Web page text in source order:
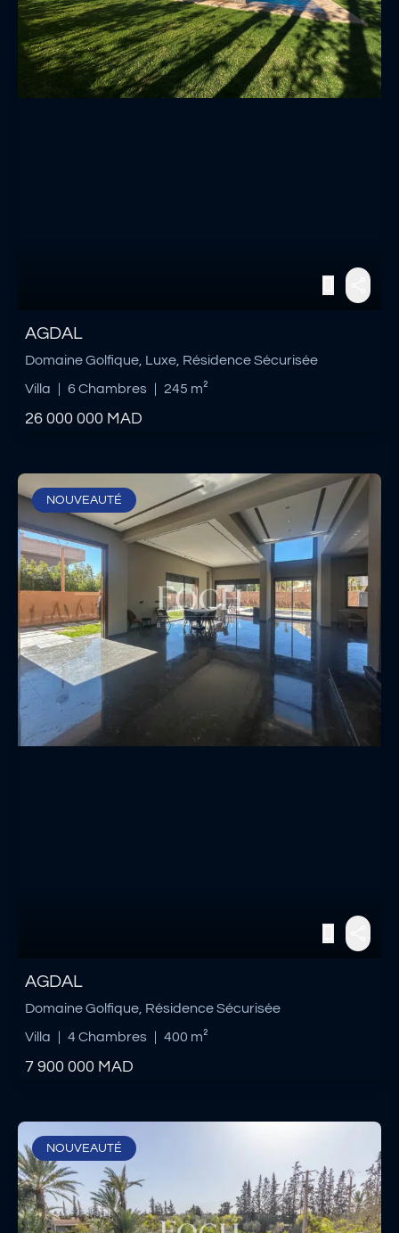
AGDAL
Domaine Golfique, Luxe, Résidence Sécurisée
Villa
6 Chambres 245 m²
26 000 000 MAD
NOUVEAUTÉ
AGDAL
Domaine Golfique, Résidence Sécurisée
Villa
4 Chambres 400 m²
7 900 000 MAD
NOUVEAUTÉ